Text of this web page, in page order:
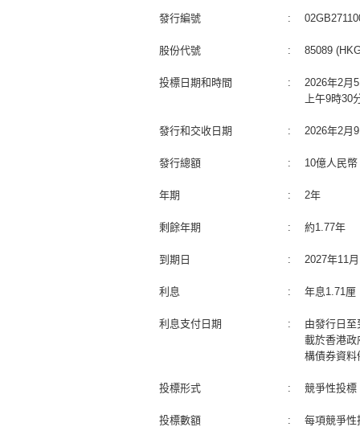
發行編號 :
股份代號 : 85089
投標日期和時間 :
2026年2月
上午9時30
發行和交收日期 : 2026年2月
發行總額 : 10億人民幣
年期 : 2年
剩餘年期 : 約1.77年
到期日 : 2027年11
利息 : 年息1.71厘
利息支付日期 :
由發行日
載於香港政
構債券資料
投標形式 : 競爭性投標
投標數額 :
每項競爭性